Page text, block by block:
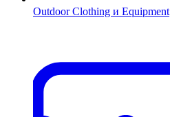
Outdoor Clothing и Equipment